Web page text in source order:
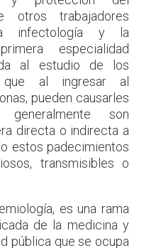
otros trabajadores
infectología y la
especialidad
al estudio de los
que al ingresar al
pueden causarles
generalmente son
directa o indirecta a
estos padecimientos
transmisibles o
es una rama
de la medicina y
pública que se ocupa